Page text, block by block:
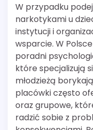
W przypadku
narkotykami u
instytucji i
wsparcie. W
poradni
które specjalizują
młodzieżą
placówki często
oraz grupowe,
radzić sobie z